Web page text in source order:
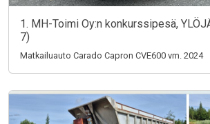
1. MH-Toimi Oy:n konkurssipesä,
7)
Matkailuauto Carado Capron CVE600 vm. 2024